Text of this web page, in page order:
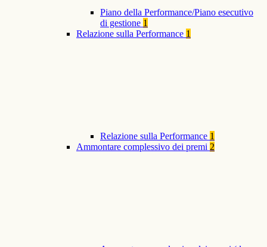
Piano della Performance/Piano esecutivo
di gestione 1
Relazione sulla Performance 1
Relazione sulla Performance 1
Ammontare complessivo dei premi 2